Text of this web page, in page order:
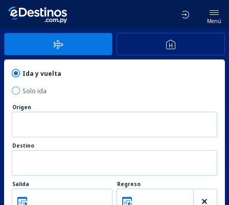
Menú
Ida y vuelta
Solo ida
Origen
Destino
Salida Regreso